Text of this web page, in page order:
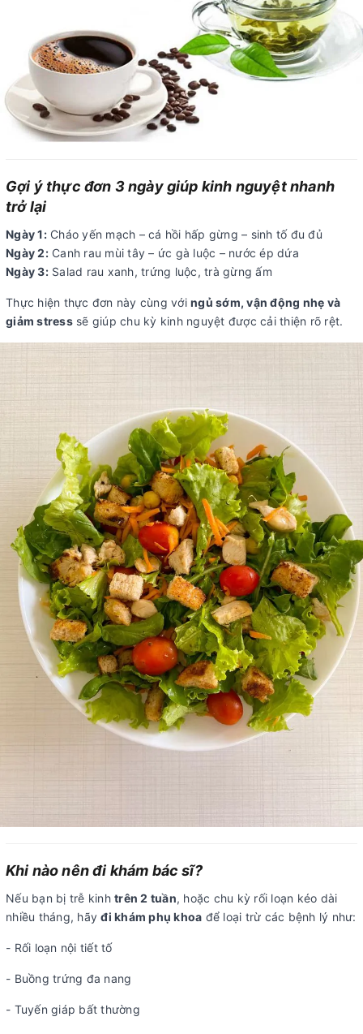
Gợi ý thực đơn 3 ngày giúp kinh nguyệt nhanh
trở lại
Ngày 1:Cháo yến mạch – cá hồi hấp gừng – sinh tố đu đủ
Ngày 2:Canh rau mùi tây – ức gà luộc – nước ép dứa
Ngày 3:Salad rau xanh, trứng luộc, trà gừng ấm
Thực hiện thực đơn này cùng với ngủ sớm, vận động nhẹ và
giảm stresssẽ giúp chu kỳ kinh nguyệt được cải thiện rõ rệt.
Khi nào nên đi khám bác sĩ?
Nếu bạn bị trễ kinh trên 2 tuần, hoặc chu kỳ rối loạn kéo dài
nhiều tháng, hãyđi khám phụ khoa để loại trừ các bệnh lý như:
- Rối loạn nội tiết tố
- Buồng trứng đa nang
- Tuyến giáp bất thường